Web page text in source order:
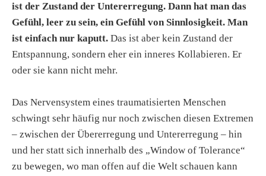
ist der Zustand der Untererregung. Dann hat man das
Gefühl, leer zu sein, ein Gefühl von Sinnlosigkeit. Man
ist einfach nur kaputt. Das ist aber kein Zustand der
Entspannung, sondern eher ein inneres Kollabieren. Er
oder sie kann nicht mehr.
Das Nervensystem eines traumatisierten Menschen
schwingt sehr häufig nur noch zwischen diesen Extremen
– zwischen der Übererregung und Untererregung – hin
und her statt sich innerhalb des „Window of Tolerance“
zu bewegen, wo man offen auf die Welt schauen kann